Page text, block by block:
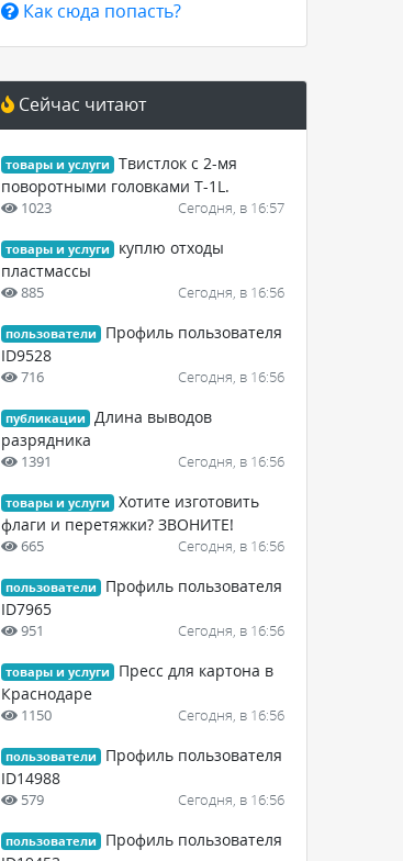
Как сюда попасть?
Сейчас читают
товары и услуги
Твистлок с 2-мя
поворотными головками Т-1L.
1023 Сегодня, в 16:57
товары и услуги
куплю отходы
пластмассы
885 Сегодня, в 16:56
пользователи
Профиль пользователя
ID9528
716 Сегодня, в 16:56
публикации
Длина выводов
разрядника
1391 Сегодня, в 16:56
товары и услуги
Хотите изготовить
флаги и перетяжки? ЗВОНИТЕ!
665 Сегодня, в 16:56
пользователи
Профиль пользователя
ID7965
951 Сегодня, в 16:56
товары и услуги
Пресс для картона в
Краснодаре
1150 Сегодня, в 16:56
пользователи
Профиль пользователя
ID14988
579 Сегодня, в 16:56
пользователи
Профиль пользователя